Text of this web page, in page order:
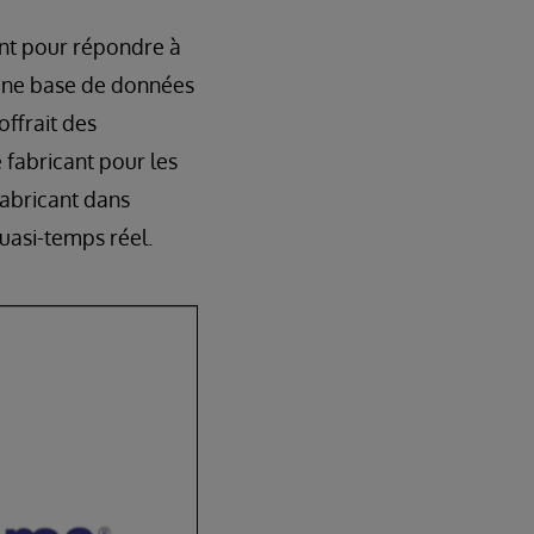
pour répondre à
base de données
des
fabricant pour les
dans
temps réel.